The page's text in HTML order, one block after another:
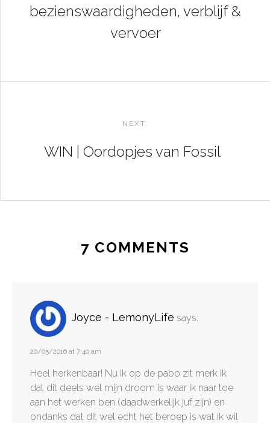
bezienswaardigheden, verblijf &
vervoer
NEXT:
WIN | Oordopjes van Fossil
7 COMMENTS
Joyce - LemonyLife says:
20/05/2016 at 7:40 am
Heel herkenbaar! Nu ik op de pabo zit merk ik
dat dit deels wel mijn droom is waar ik naar toe
aan het werken ben (daadwerkelijk juf zijn) en
ondanks dat dit wel echt het beroep is wat ik wil